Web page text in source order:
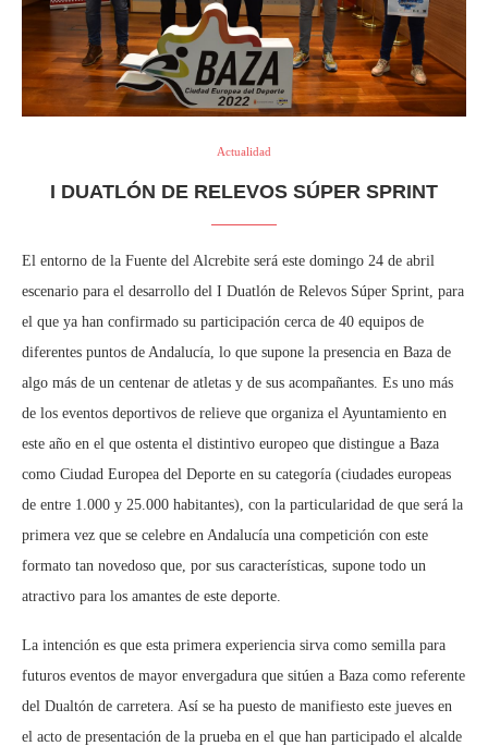
Actualidad
I DUATLÓN DE RELEVOS SÚPER SPRINT
El entorno de la Fuente del Alcrebite será este domingo 24 de abril
escenario para el desarrollo del I Duatlón de Relevos Súper Sprint, para
el que ya han confirmado su participación cerca de 40 equipos de
diferentes puntos de Andalucía, lo que supone la presencia en Baza de
algo más de un centenar de atletas y de sus acompañantes. Es uno más
de los eventos deportivos de relieve que organiza el Ayuntamiento en
este año en el que ostenta el distintivo europeo que distingue a Baza
como Ciudad Europea del Deporte en su categoría (ciudades europeas
de entre 1.000 y 25.000 habitantes), con la particularidad de que será la
primera vez que se celebre en Andalucía una competición con este
formato tan novedoso que, por sus características, supone todo un
atractivo para los amantes de este deporte.
La intención es que esta primera experiencia sirva como semilla para
futuros eventos de mayor envergadura que sitúen a Baza como referente
del Dualtón de carretera. Así se ha puesto de manifiesto este jueves en
el acto de presentación de la prueba en el que han participado el alcalde